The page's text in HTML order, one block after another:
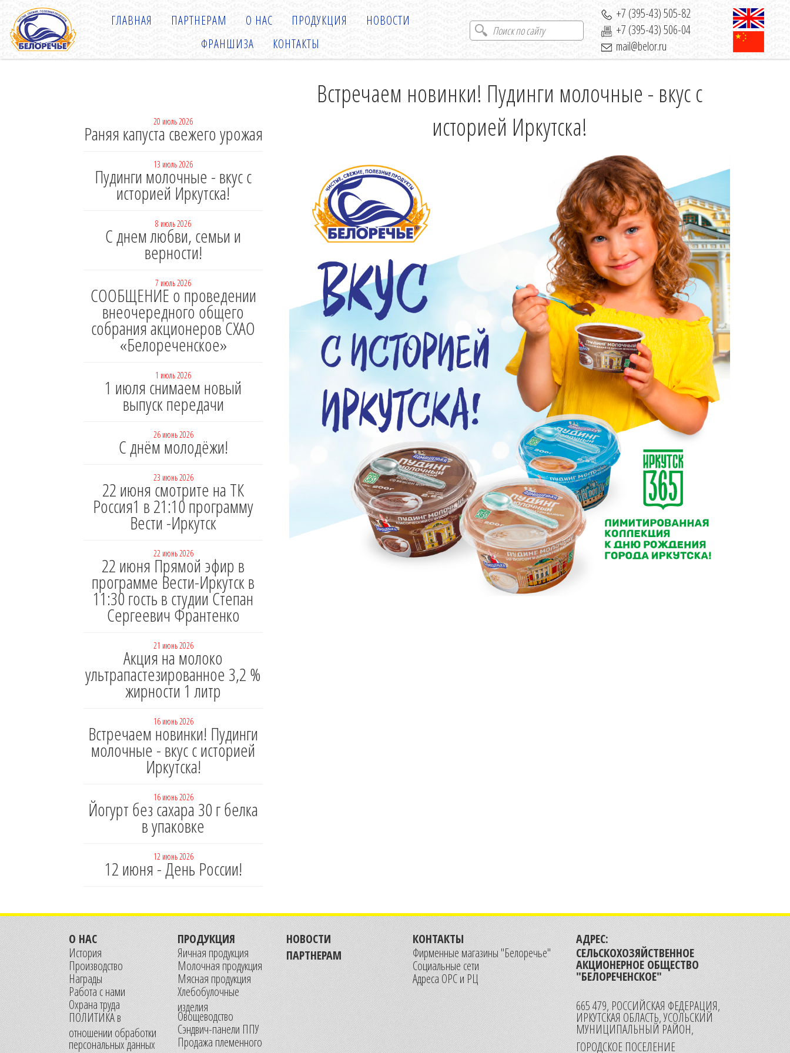
ГЛАВНАЯ ПАРТНЕРАМ О НАС ПРОДУКЦИЯ
НОВОСТИ
ФРАНШИЗА
КОНТАКТЫ
+7 (395-43) 505-82
+7 (395-43) 506-04
mail@belor.ru
20 июль 2026
Раняя капуста свежего урожая
13 июль 2026
Пудинги молочные - вкус с
историей Иркутска!
8 июль 2026
С днем любви, семьи и
верности!
7 июль 2026
СООБЩЕНИЕ о проведении
внеочередного общего
собрания акционеров СХАО
«Белореченское»
1 июль 2026
1 июля снимаем новый
выпуск передачи
26 июнь 2026
С днём молодёжи!
23 июнь 2026
22 июня смотрите на ТК
Россия1 в 21:10 программу
Вести -Иркутск
22 июнь 2026
22 июня Прямой эфир в
программе Вести-Иркутск в
11:30 гость в студии Степан
Сергеевич Франтенко
21 июнь 2026
Акция на молоко
ультрапастезированное 3,2 %
жирности 1 литр
16 июнь 2026
Встречаем новинки! Пудинги
молочные - вкус с историей
Иркутска!
16 июнь 2026
Йогурт без сахара 30 г белка
в упаковке
12 июнь 2026
12 июня - День России!
Встречаем новинки! Пудинги молочные - вкус с
историей Иркутска!
О НАС
История
Производство
Награды
Работа с нами
Охрана труда
ПОЛИТИКА в
отношении обработки
персональных данных
ПРОДУКЦИЯ
Яичная продукция
Молочная продукция
Мясная продукция
Хлебобулочные
изделия
Овощеводство
Сэндвич-панели ППУ
Продажа племенного
НОВОСТИ
ПАРТНЕРАМ
КОНТАКТЫ
Фирменные магазины "Белоречье"
Социальные сети
Адреса ОРС и РЦ
АДРЕС:
СЕЛЬСКОХОЗЯЙСТВЕННОЕ
АКЦИОНЕРНОЕ ОБЩЕСТВО
"БЕЛОРЕЧЕНСКОЕ"
665 479, РОССИЙСКАЯ ФЕДЕРАЦИЯ,
ИРКУТСКАЯ ОБЛАСТЬ, УСОЛЬСКИЙ
МУНИЦИПАЛЬНЫЙ РАЙОН,
ГОРОДСКОЕ ПОСЕЛЕНИЕ